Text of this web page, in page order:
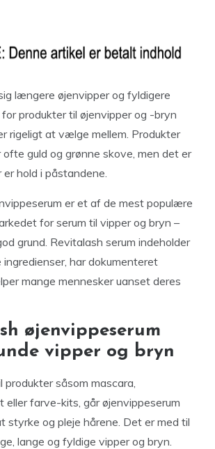
længere øjenvipper og fyldigere
produkter til øjenvipper og -bryn
rigeligt at vælge mellem. Produkter
ofte guld og grønne skove, men det er
hold i påstandene.
er et af de mest populære
for serum til vipper og bryn –
grund. Revitalash serum indeholder
ingredienser, har dokumenteret
mange mennesker uanset deres
øjenvippeserum
vipper og bryn
såsom mascara,
eller farve-kits, går øjenvippeserum
styrke og pleje hårene. Det er med til
lange og fyldige vipper og bryn.